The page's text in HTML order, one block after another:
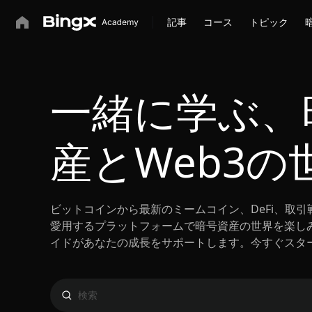
記事 コース トピック
一緒に学ぶ
産とWeb3の
ビットコインから最新のミームコイン、DeFi、取
愛用するプラットフォームで暗号資産の世界を楽し
イドがあなたの成長をサポートします。今すぐスタ